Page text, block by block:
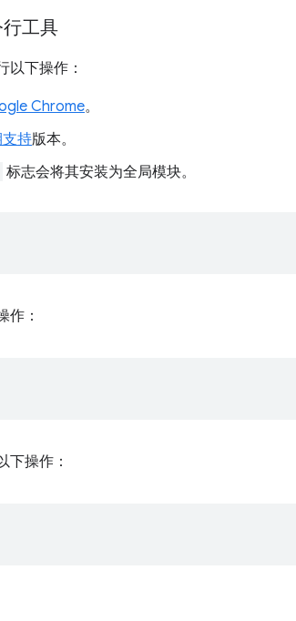
工具
以下操作：
Chrome。
持版本。
标志会将其安装为全局模块。
作：
下操作：